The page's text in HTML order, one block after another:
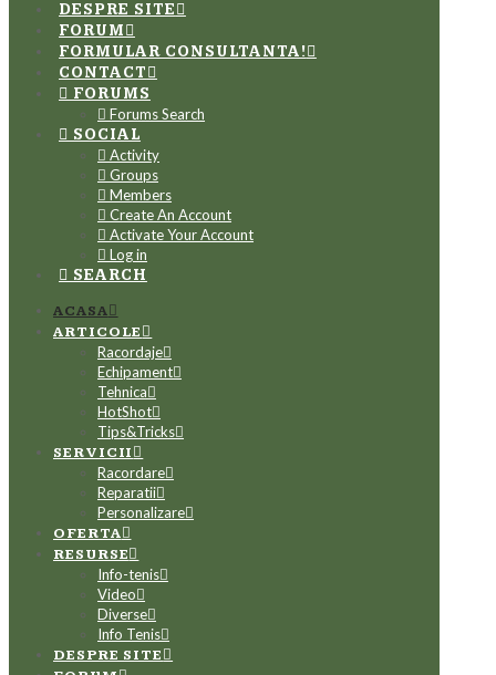
DESPRE SITE
FORUM
FORMULAR CONSULTANTA!
CONTACT
FORUMS
Forums Search
SOCIAL
Activity
Groups
Members
Create An Account
Activate Your Account
Log in
SEARCH
ACASA
ARTICOLE
Racordaje
Echipament
Tehnica
HotShot
Tips&Tricks
SERVICII
Racordare
Reparatii
Personalizare
OFERTA
RESURSE
Info-tenis
Video
Diverse
Info Tenis
DESPRE SITE